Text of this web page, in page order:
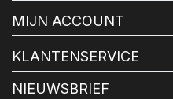
MIJN ACCOUNT
KLANTENSERVICE
NIEUWSBRIEF